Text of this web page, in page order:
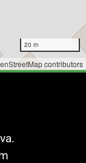
20 m
contributors